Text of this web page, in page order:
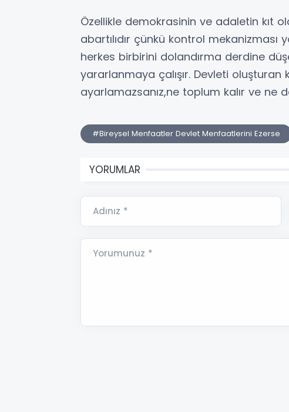
Özellikle demokrasinin ve adaletin kıt
abartılıdır çünkü kontrol
herkes birbirini dolandırma derdine
yararlanmaya çalışır. Devleti
ayarlamazsanız,ne toplum kalır ve ne
#Bireysel Menfaatler Devlet Menfaatlerini Ezerse
YORUMLAR
Adınız *
Yorumunuz *